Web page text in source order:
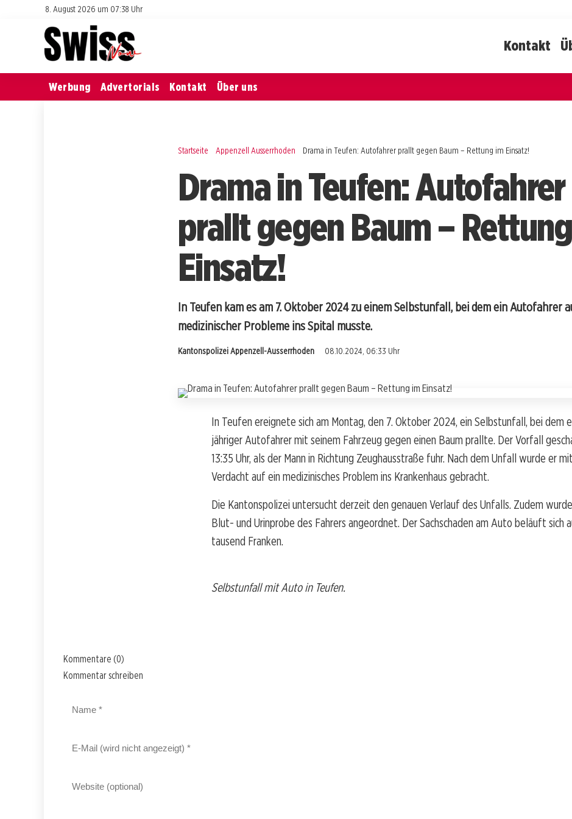
8. August 2026 um 07:38 Uhr
Kontakt
Werbung Advertorials Kontakt Über uns
Startseite Appenzell Ausserrhoden Drama in Teufen: Autofahrer prallt gegen Baum – Rettung im Einsatz!
Drama in Teufen: Autofahrer
prallt gegen Baum –
Einsatz!
In Teufen kam es am 7. Oktober 2024 zu einem Selbstunfall, bei dem ein Autofahrer
medizinischer Probleme ins Spital musste.
Kantonspolizei Appenzell-Ausserrhoden 08.10.2024, 06:33 Uhr
In Teufen ereignete sich am Montag, den 7. Oktober 2024, ein Selbstunfall, bei dem
jähriger Autofahrer mit seinem Fahrzeug gegen einen Baum prallte. Der Vorfall
13:35 Uhr, als der Mann in Richtung Zeughausstraße fuhr. Nach dem Unfall wurde er mit
Verdacht auf ein medizinisches Problem ins Krankenhaus gebracht.
Die Kantonspolizei untersucht derzeit den genauen Verlauf des Unfalls. Zudem
Blut- und Urinprobe des Fahrers angeordnet. Der Sachschaden am Auto beläuft sich
tausend Franken.
Selbstunfall mit Auto in Teufen.
Kommentare (0)
Kommentar schreiben